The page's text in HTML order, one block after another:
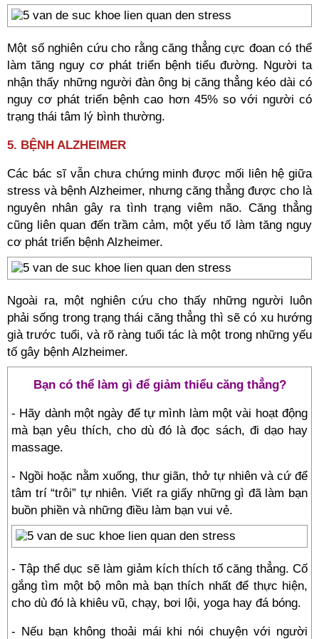
Một số nghiên cứu cho rằng căng thẳng cực đoan có thể
làm tăng nguy cơ phát triển bệnh tiểu đường. Người ta
nhận thấy những người đàn ông bị căng thẳng kéo dài có
nguy cơ phát triển bệnh cao hơn 45% so với người có
trạng thái tâm lý bình thường.
5. BỆNH ALZHEIMER
Các bác sĩ vẫn chưa chứng minh được mối liên hệ giữa
stress và bệnh Alzheimer, nhưng căng thẳng được cho là
nguyên nhân gây ra tình trạng viêm não. Căng thẳng
cũng liên quan đến trầm cảm, một yếu tố làm tăng nguy
cơ phát triển bệnh Alzheimer.
Ngoài ra, một nghiên cứu cho thấy những người luôn
phải sống trong trạng thái căng thẳng thì sẽ có xu hướng
già trước tuổi, và rõ ràng tuổi tác là một trong những yếu
tố gây bệnh Alzheimer.
Bạn có thể làm gì để giảm thiểu căng thẳng?
- Hãy dành một ngày để tự mình làm một vài hoạt động
mà bạn yêu thích, cho dù đó là đọc sách, đi dạo hay
massage.
- Ngồi hoặc nằm xuống, thư giãn, thở tự nhiên và cứ để
tâm trí “trôi” tự nhiên. Viết ra giấy những gì đã làm bạn
buồn phiền và những điều làm bạn vui vẻ.
- Tập thể dục sẽ làm giảm kích thích tố căng thẳng. Cố
gắng tìm một bộ môn mà bạn thích nhất để thực hiện,
cho dù đó là khiêu vũ, chạy, bơi lội, yoga hay đá bóng.
- Nếu bạn không thoải mái khi nói chuyện với người